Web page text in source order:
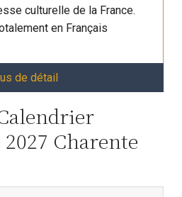
culturelle de la France.
en Français
de détail
Charente